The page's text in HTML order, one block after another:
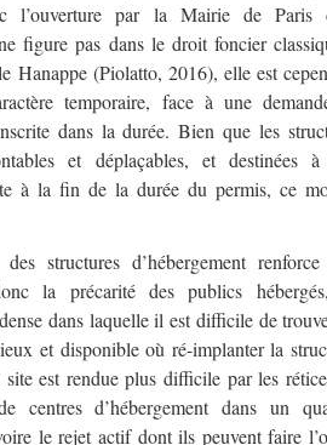
l’ouverture par la Mairie de Paris
figure pas dans le droit foncier
Hanappe (Piolatto, 2016), elle est
temporaire, face à une
dans la durée. Bien que les
et déplaçables, et destinées
à la fin de la durée du permis, ce
structures d’hébergement
la précarité des publics
dans laquelle il est difficile de
et disponible où ré-implanter la
est rendue plus difficile par les
centres d’hébergement dans un
le rejet actif dont ils peuvent faire